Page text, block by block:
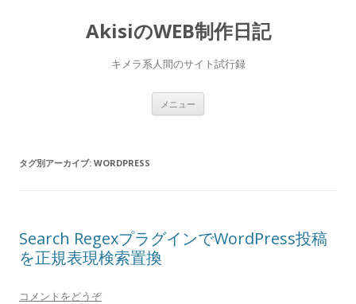
AkisiのWEB制作日記
キメラ系人間のサイト試行録
メニュー
タグ別アーカイブ: WORDPRESS
Search RegexプラグインでWordPress投稿
を正規表現検索置換
コメントをどうぞ